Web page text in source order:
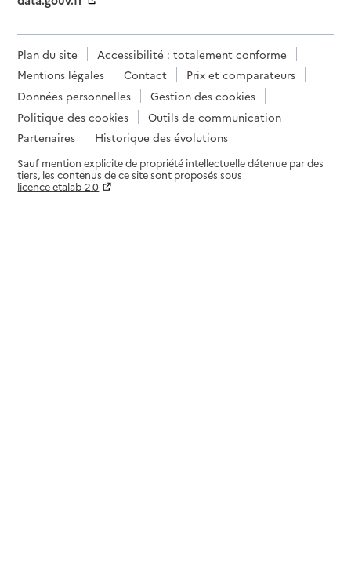
Plan du site
Accessibilité : totalement conforme
Mentions légales
Contact
Prix et comparateurs
Données personnelles
Gestion des cookies
Politique des cookies
Outils de communication
Partenaires
Historique des évolutions
Sauf mention explicite de propriété intellectuelle détenue par des
tiers, les contenus de ce site sont proposés sous
licence etalab-2.0